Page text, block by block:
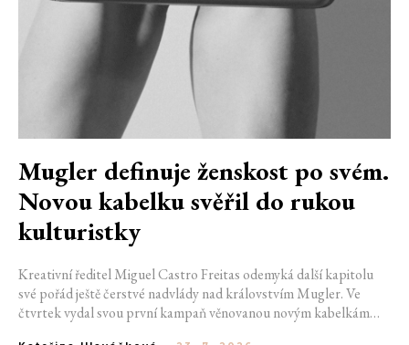
Mugler definuje ženskost po svém.
Novou kabelku svěřil do rukou
kulturistky
Kreativní ředitel Miguel Castro Freitas odemyká další kapitolu
své pořád ještě čerstvé nadvlády nad královstvím Mugler. Ve
čtvrtek vydal svou první kampaň věnovanou novým kabelkám